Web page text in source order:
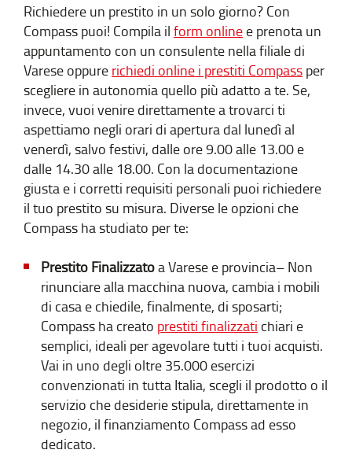
Richiedere un prestito in un solo giorno? Con
Compass puoi! Compila il form online e prenota un
appuntamento con un consulente nella filiale di
Varese oppure richiedi online i prestiti Compass per
scegliere in autonomia quello più adatto a te. Se,
invece, vuoi venire direttamente a trovarci ti
aspettiamo negli orari di apertura dal lunedì al
venerdì, salvo festivi, dalle ore 9.00 alle 13.00 e
dalle 14.30 alle 18.00. Con la documentazione
giusta e i corretti requisiti personali puoi richiedere
il tuo prestito su misura. Diverse le opzioni che
Compass ha studiato per te:
Prestito Finalizzatoa Varese e provincia– Non
rinunciare alla macchina nuova, cambia i mobili
di casa e chiedile, finalmente, di sposarti;
Compass ha creato prestiti finalizzati chiari e
semplici, ideali per agevolare tutti i tuoi acquisti.
Vai in uno degli oltre 35.000 esercizi
convenzionati in tutta Italia, scegli il prodotto o il
servizio che desiderie stipula, direttamente in
negozio, il finanziamento Compass ad esso
dedicato.